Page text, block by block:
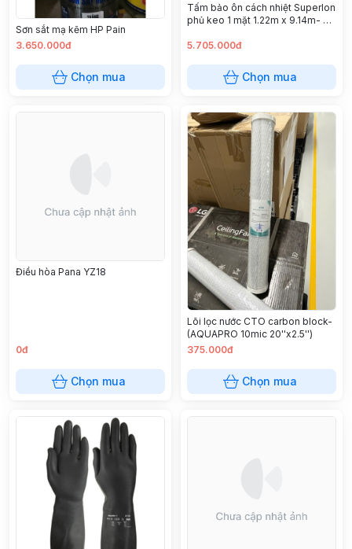
Sơn sắt mạ kẽm HP Pain
3.650.000đ
Chọn mua
Tấm bảo ôn cách nhiệt Superlon
phủ keo 1 mặt 1.22m x 9.14m- Độ
5.705.000đ
Chọn mua
Điều hòa Pana YZ18
0đ
Chọn mua
Lõi lọc nước CTO carbon block-
(AQUAPRO 10mic 20''x2.5'')
375.000đ
Chọn mua